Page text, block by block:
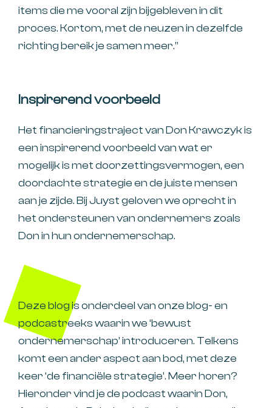
items die me vooral zijn bijgebleven in dit
proces. Kortom, met de neuzen in dezelfde
richting bereik je samen meer.”
Inspirerend voorbeeld
Het financieringstraject van Don Krawczyk is
een inspirerend voorbeeld van wat er
mogelijk is met doorzettingsvermogen, een
doordachte strategie en de juiste mensen
aan je zijde. Bij Juyst geloven we oprecht in
het ondersteunen van ondernemers zoals
Don in hun ondernemerschap.
Deze blog is onderdeel van onze blog- en
podcastreeks waarin we ‘bewust
ondernemerschap’ introduceren. Telkens
komt een ander aspect aan bod, met deze
keer ‘de financiële strategie’. Meer horen?
Hieronder vind je de podcast waarin Don,